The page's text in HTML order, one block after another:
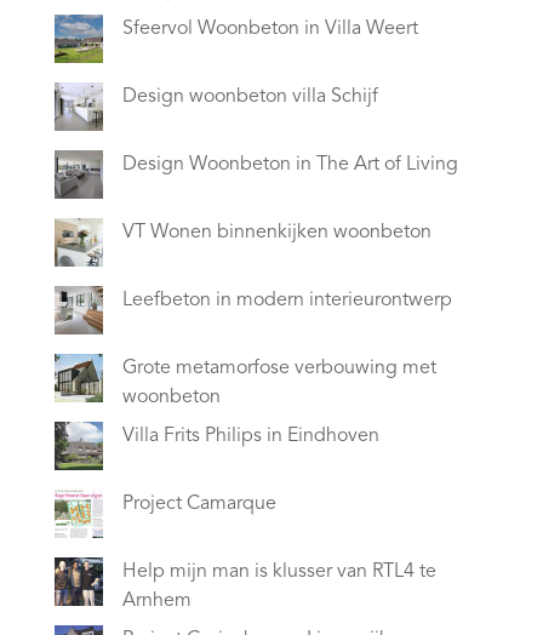
Sfeervol Woonbeton in Villa Weert
Design woonbeton villa Schijf
Design Woonbeton in The Art of Living
VT Wonen binnenkijken woonbeton
Leefbeton in modern interieurontwerp
Grote metamorfose verbouwing met
woonbeton
Villa Frits Philips in Eindhoven
Project Camarque
Help mijn man is klusser van RTL4 te
Arnhem